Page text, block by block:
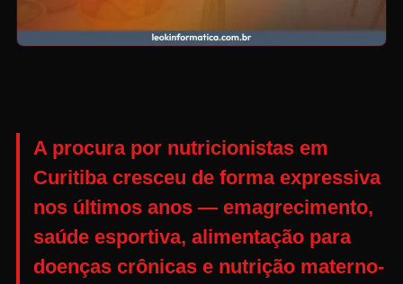
A procura por nutricionistas em
Curitiba cresceu de forma expressiva
nos últimos anos — emagrecimento,
saúde esportiva, alimentação para
doenças crônicas e nutrição materno-